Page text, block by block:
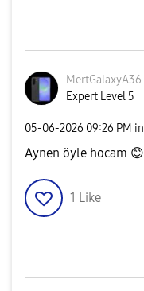
MertGalaxyA36
Expert Level 5
‎05-06-2026 09:26 PM in
Aynen öyle hocam 😊
1 Like